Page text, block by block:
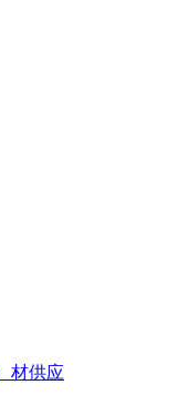
材供应